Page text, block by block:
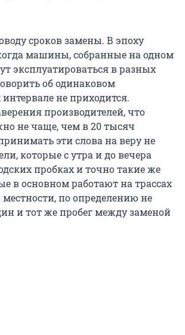
сроков замены. В эпоху
машины, собранные на одном
эксплуатироваться в разных
об одинаковом
не приходится.
производителей, что
не чаще, чем в 20 тысяч
эти слова на веру не
которые с утра и до вечера
пробках и точно такие же
в основном работают на трассах
местности, по определению не
и тот же пробег между заменой